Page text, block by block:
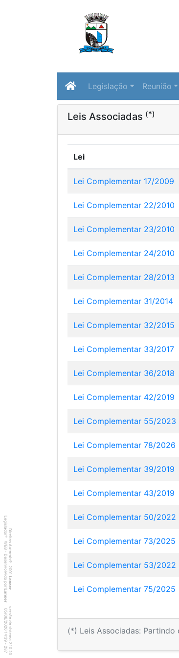
Legislação Reunião
Leis Associadas (*)
Lei
Lei Complementar 17/2009
Lei Complementar 22/2010
Lei Complementar 23/2010
Lei Complementar 24/2010
Lei Complementar 28/2013
Lei Complementar 31/2014
Lei Complementar 32/2015
Lei Complementar 33/2017
Lei Complementar 36/2018
Lei Complementar 42/2019
Lei Complementar 55/2023
Lei Complementar 78/2026
Lei Complementar 39/2019
Lei Complementar 43/2019
Lei Complementar 50/2022
Lei Complementar 73/2025
Lei Complementar 53/2022
Lei Complementar 75/2025
(*) Leis Associadas:
Direitos Autorais
©
2001
Lancer
Legislador
®
WEB - Desenvolvido por
Lancer
versão do sistema 2.10.20
2
8
7
-
4
:3
9
0
5
/
0
6
/
2
0
2
6